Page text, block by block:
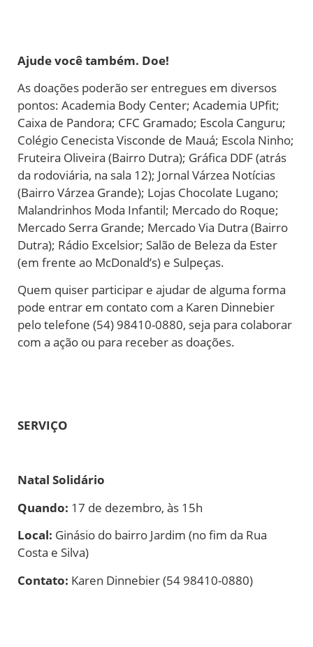
Ajude você também. Doe!
As doações poderão ser entregues em diversos
pontos: Academia Body Center; Academia UPfit;
Caixa de Pandora; CFC Gramado; Escola Canguru;
Colégio Cenecista Visconde de Mauá; Escola Ninho;
Fruteira Oliveira (Bairro Dutra); Gráfica DDF (atrás
da rodoviária, na sala 12); Jornal Várzea Notícias
(Bairro Várzea Grande); Lojas Chocolate Lugano;
Malandrinhos Moda Infantil; Mercado do Roque;
Mercado Serra Grande; Mercado Via Dutra (Bairro
Dutra); Rádio Excelsior; Salão de Beleza da Ester
(em frente ao McDonald’s) e Sulpeças.
Quem quiser participar e ajudar de alguma forma
pode entrar em contato com a Karen Dinnebier
pelo telefone (54) 98410-0880, seja para colaborar
com a ação ou para receber as doações.
SERVIÇO
Natal Solidário
Quando: 17 de dezembro, às 15h
Local: Ginásio do bairro Jardim (no fim da Rua
Costa e Silva)
Contato: Karen Dinnebier (54 98410-0880)